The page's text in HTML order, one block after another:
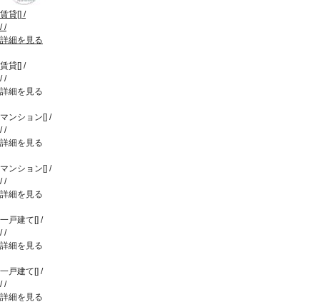
賃貸[] /
//
詳細を見る
賃貸[] /
//
詳細を見る
マンション[] /
//
詳細を見る
マンション[] /
//
詳細を見る
一戸建て[] /
//
詳細を見る
一戸建て[] /
//
詳細を見る